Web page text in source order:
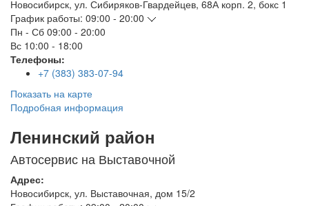
Новосибирск, ул. Сибиряков-Гвардейцев, 68А корп. 2, бокс 1
График работы: 09:00 - 20:00
Пн - Сб 09:00 - 20:00
Вс 10:00 - 18:00
Телефоны:
+7 (383) 383-07-94
Показать на карте
Подробная информация
Ленинский район
Автосервис на Выставочной
Адрес:
Новосибирск, ул. Выставочная, дом 15/2